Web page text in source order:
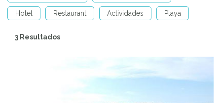
Hotel Restaurant Actividades Playa
3 Resultados